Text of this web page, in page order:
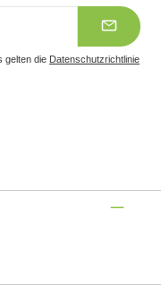
gelten die Datenschutzrichtlinie